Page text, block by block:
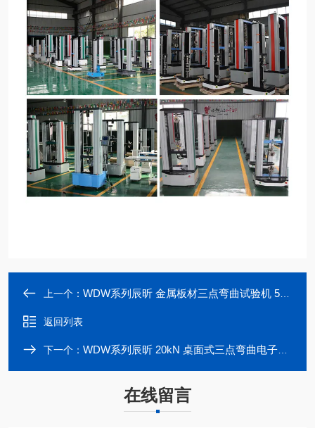
上一个： WDW系列辰昕 金属板材三点弯曲试验机 50KN
返回列表
下一个： WDW系列辰昕 20kN 桌面式三点弯曲电子万能试验机
在线留言